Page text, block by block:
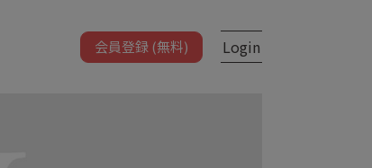
会員登録 (無料) Login